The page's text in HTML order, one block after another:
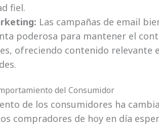
fiel.
Las campañas de email
poderosa para mantener el
ofreciendo contenido relevante
del Consumidor
de los consumidores ha
compradores de hoy en día